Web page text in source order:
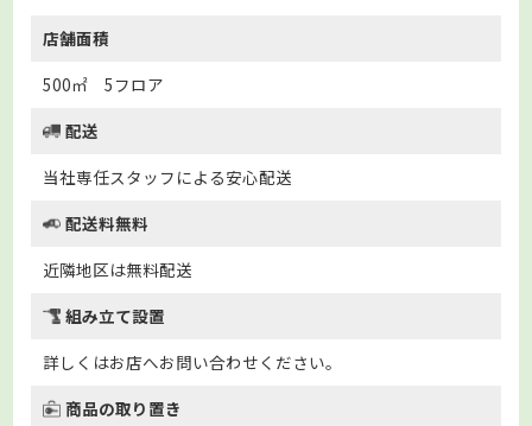
店舗面積
500㎡ 5フロア
配送
当社専任スタッフによる安心配送
配送料無料
近隣地区は無料配送
組み立て設置
詳しくはお店へお問い合わせください。
商品の取り置き